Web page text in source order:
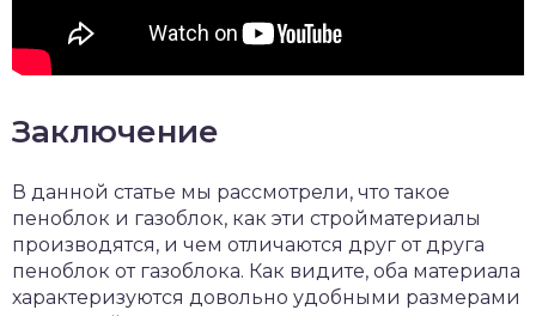
Заключение
В данной статье мы рассмотрели, что такое
пеноблок и газоблок, как эти стройматериалы
производятся, и чем отличаются друг от друга
пеноблок от газоблока. Как видите, оба материала
характеризуются довольно удобными размерами